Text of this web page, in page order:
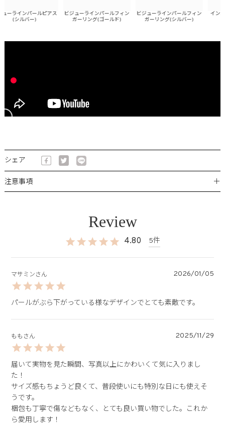
ラインパールピアス
(シルバー)
ビジューラインパールフィン
ガーリング(ゴールド)
ビジューラインパールフィン
ガーリング(シルバー)
インパ
シェア
注意事項 ＋
4.80 5
マサミン 2026/01/05
パールがぶら下がっている様なデザインでとても素敵です。
もも 2025/11/29
届いて実物を見た瞬間、写真以上にかわいくて気に入りまし
た！
サイズ感もちょうど良くて、普段使いにも特別な日にも使えそ
うです。
梱包も丁寧で傷などもなく、とても良い買い物でした。これか
ら愛用します！